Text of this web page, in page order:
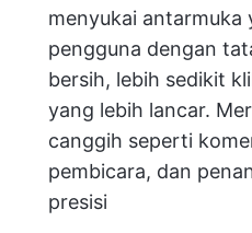
menyukai antarmuka
pengguna dengan
bersih, lebih sedikit
yang lebih lancar.
canggih seperti
pembicara, dan
presisi